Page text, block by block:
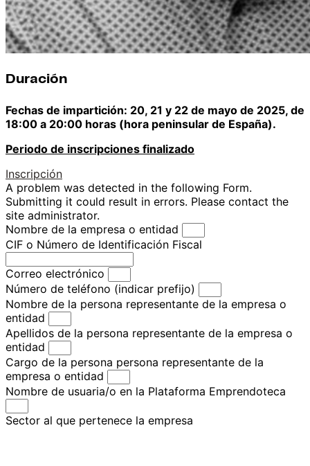
Duración
Fechas de impartición: 20, 21 y 22 de mayo de 2025, de
18:00 a 20:00 horas (hora peninsular de España).
Periodo de inscripciones finalizado
Inscripción
A problem was detected in the following Form.
Submitting it could result in errors. Please contact the
site administrator.
Nombre de la empresa o entidad
CIF o Número de Identificación Fiscal
Correo electrónico
Número de teléfono (indicar prefijo)
Nombre de la persona representante de la empresa o
entidad
Apellidos de la persona representante de la empresa o
entidad
Cargo de la persona persona representante de la
empresa o entidad
Nombre de usuaria/o en la Plataforma Emprendoteca
Sector al que pertenece la empresa